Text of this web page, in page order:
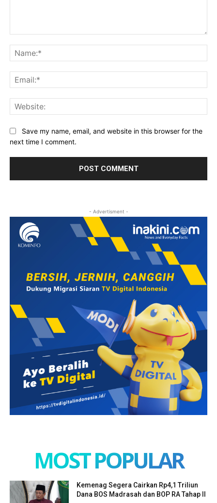
Save my name, email, and website in this browser for the
next time I comment.
- Advertisment -
MOST POPULAR
Kemenag Segera Cairkan Rp4,1 Triliun
Dana BOS Madrasah dan BOP RA Tahap II